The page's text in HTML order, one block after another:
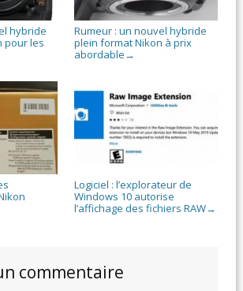
hybride
pour les
Rumeur : un nouvel hybride
plein format Nikon à prix
abordable →
Logiciel : l’explorateur de
Windows 10 autorise
l’affichage des fichiers RAW→
commentaire